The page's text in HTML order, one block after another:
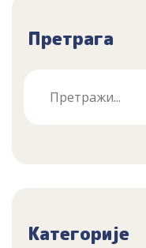
Претрага
Категорије